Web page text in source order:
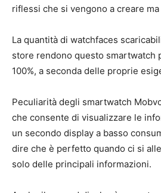
riflessi che si vengono a creare
La quantità di watchfaces
store rendono questo smartwatch
100%, a seconda delle proprie
Peculiarità degli smartwatch
che consente di visualizzare le
un secondo display a basso
dire che è perfetto quando ci si
solo delle principali informazioni.